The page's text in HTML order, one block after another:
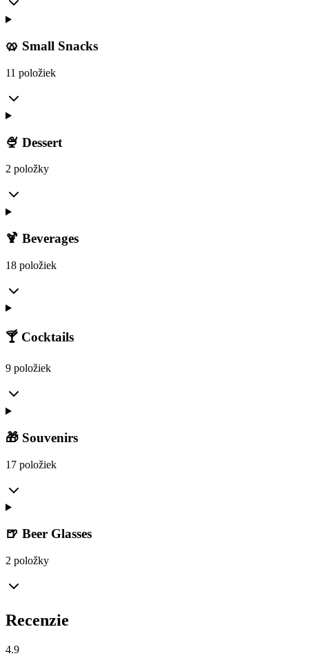
🥨 Small Snacks
11 položiek
🍨 Dessert
2 položky
🍹 Beverages
18 položiek
🍸 Cocktails
9 položiek
🎁 Souvenirs
17 položiek
🍺 Beer Glasses
2 položky
Recenzie
4.9